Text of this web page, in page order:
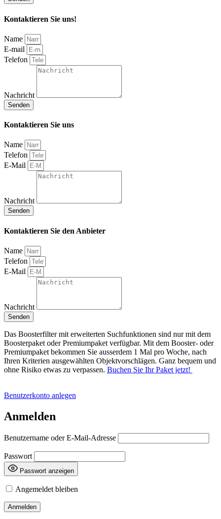
Kontaktieren Sie uns!
Name
E-mail
Telefon
Nachricht
Senden
Kontaktieren Sie uns
Name
Telefon
E-Mail
Nachricht
Senden
Kontaktieren Sie den Anbieter
Name
Telefon
E-Mail
Nachricht
Senden
Das Boosterfilter mit erweiterten Suchfunktionen sind nur mit dem
Boosterpaket oder Premiumpaket verfügbar. Mit dem Booster- oder
Premiumpaket bekommen Sie ausserdem 1 Mal pro Woche, nach
Ihren Kriterien ausgewählten Objektvorschlägen. Ganz bequem und
ohne Risiko etwas zu verpassen. Buchen Sie Ihr Paket jetzt!
Benutzerkonto anlegen
Anmelden
Benutzername oder E-Mail-Adresse
Passwort
Passwort anzeigen
Angemeldet bleiben